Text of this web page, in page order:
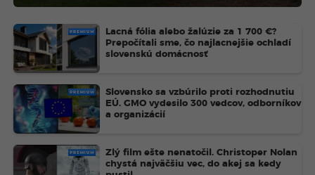
PREMIUM
Lacná fólia alebo žalúzie za 1 700 €?
Prepočítali sme, čo najlacnejšie ochladí
slovenskú domácnosť
PREMIUM
Slovensko sa vzbúrilo proti rozhodnutiu
EÚ. GMO vydesilo 300 vedcov, odborníkov
a organizácií
PREMIUM
Zlý film ešte nenatočil. Christoper Nolan
chystá najväčšiu vec, do akej sa kedy